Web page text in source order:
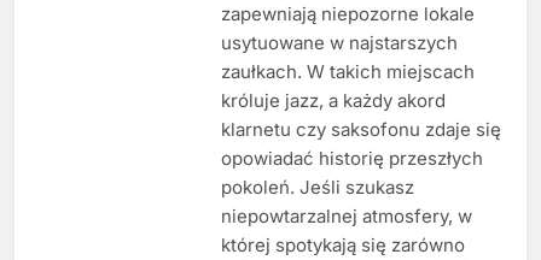
zapewniają niepozorne lokale
usytuowane w najstarszych
zaułkach. W takich miejscach
króluje jazz, a każdy akord
klarnetu czy saksofonu zdaje się
opowiadać historię przeszłych
pokoleń. Jeśli szukasz
niepowtarzalnej atmosfery, w
której spotykają się zarówno